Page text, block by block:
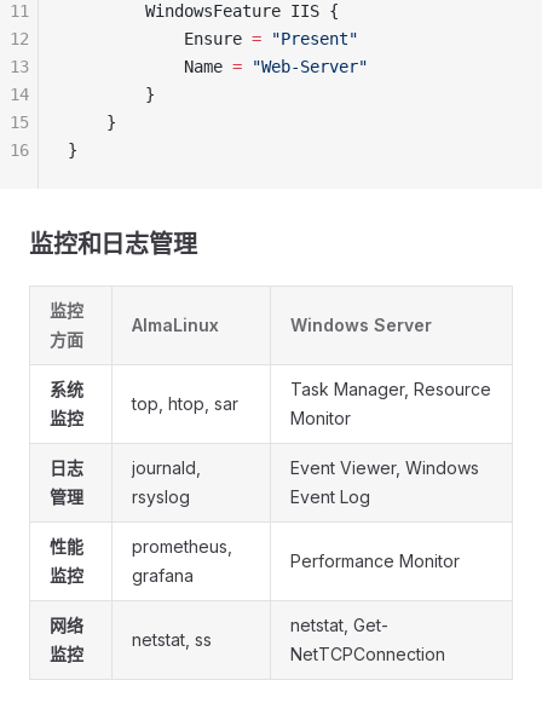
        WindowsFeature IIS {
            Ensure
= "Present"
            Name
= "Web-Server"
        }
    }
}
11
12
13
14
15
16
监控和日志管理
监控
方面
AlmaLinux Windows Server
系统
监控
top, htop, sar
Task Manager, Resource
Monitor
日志
管理
journald,
rsyslog
Event Viewer, Windows
Event Log
性能
监控
prometheus,
grafana
Performance Monitor
网络
监控
netstat, ss
netstat, Get-
NetTCPConnection